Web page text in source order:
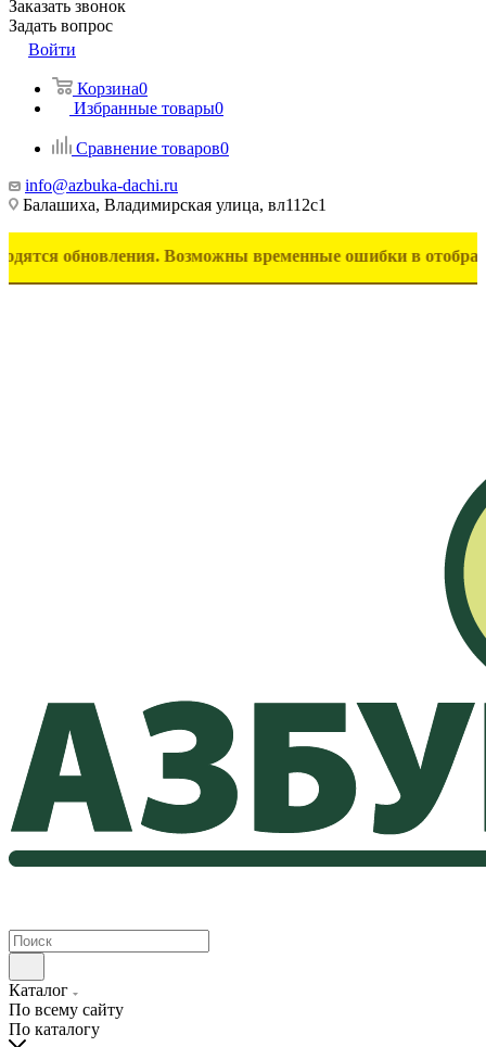
Заказать звонок
Задать вопрос
Войти
Корзина0
Избранные товары0
Сравнение товаров0
info@azbuka-dachi.ru
Балашиха, Владимирская улица, вл112с1
Возможны временные ошибки в отображении
Каталог
По всему сайту
По каталогу